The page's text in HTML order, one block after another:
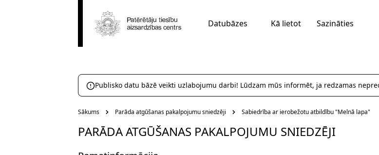
Datubāzes Kā lietot Sazināties
Publisko datu bāzē veikti uzlabojumu darbi! Lūdzam mūs informēt, ja redzamas
Sākums Parāda atgūšanas pakalpojumu sniedzēji Sabiedrība ar ierobežotu atbildību "Melnā lapa"
PARĀDA ATGŪŠANAS PAKALPOJUMU SNIEDZĒJI